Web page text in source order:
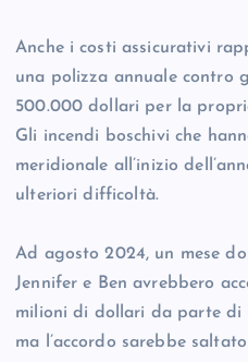
Anche i costi assicurativi
una polizza annuale contro
500.000 dollari per la
Gli incendi boschivi che
meridionale all’inizio
ulteriori difficoltà.
Ad agosto 2024, un mese
Jennifer e Ben avrebbero
milioni di dollari da parte di
ma l’accordo sarebbe